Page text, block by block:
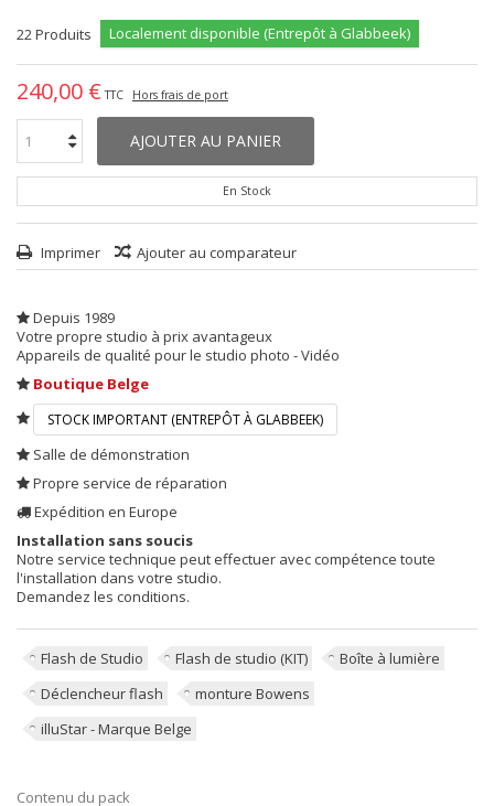
22Produits Localement disponible (Entrepôt à Glabbeek)
240,00 € TTC Hors frais de port
AJOUTER AU PANIER
En Stock
Imprimer Ajouter au comparateur
Depuis 1989
Votre propre studio à prix avantageux
Appareils de qualité pour le studio photo - Vidéo
Boutique Belge
STOCK IMPORTANT (ENTREPÔT À GLABBEEK)
Salle de démonstration
Propre service de réparation
Expédition en Europe
Installation sans soucis
Notre service technique peut effectuer avec compétence toute
l'installation dans votre studio.
Demandez les conditions.
Flash de Studio Flash de studio (KIT)
Boîte à lumière
Déclencheur flash
monture Bowens
illuStar - Marque Belge
Contenu du pack